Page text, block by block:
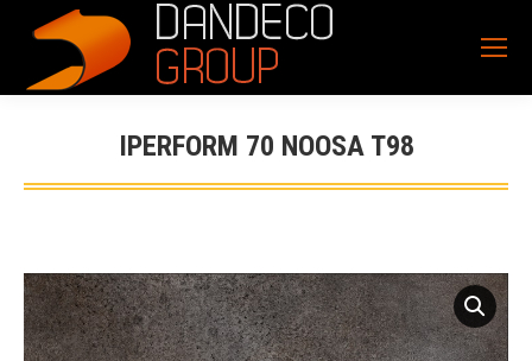
IPERFORM 70 NOOSA T98